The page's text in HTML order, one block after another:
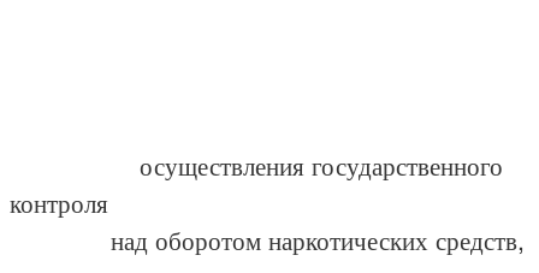
осуществления государственного
контроля
над оборотом наркотических средств,